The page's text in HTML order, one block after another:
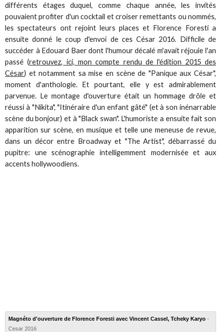
différents étages duquel, comme chaque année, les invités
pouvaient profiter d'un cocktail et croiser remettants ou nommés,
les spectateurs ont rejoint leurs places et Florence Foresti a
ensuite donné le coup d'envoi de ces César 2016. Difficile de
succéder à Edouard Baer dont l'humour décalé m'avait réjouie l'an
passé (retrouvez, ici, mon compte rendu de l'édition 2015 des
César) et notamment sa mise en scène de "Panique aux César",
moment d'anthologie. Et pourtant, elle y est admirablement
parvenue. Le montage d'ouverture était un hommage drôle et
réussi à "Nikita", "Itinéraire d'un enfant gâté" (et à son inénarrable
scène du bonjour) et à "Black swan". L'humoriste a ensuite fait son
apparition sur scène, en musique et telle une meneuse de revue,
dans un décor entre Broadway et "The Artist", débarrassé du
pupitre: une scénographie intelligemment modernisée et aux
accents hollywoodiens.
Magnéto d'ouverture de Florence Foresti avec Vincent Cassel, Tcheky Karyo -
Cesar 2016